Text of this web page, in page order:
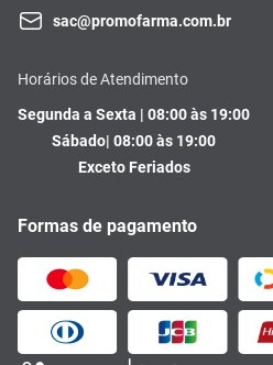
sac@promofarma.com.br
Horários de Atendimento
Segunda a Sexta | 08:00 às 19:00
Sábado| 08:00 às 19:00
Exceto Feriados
Formas de pagamento